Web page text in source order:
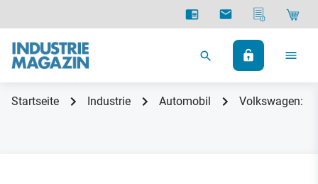
Startseite Industrie Automobil Volkswagen: